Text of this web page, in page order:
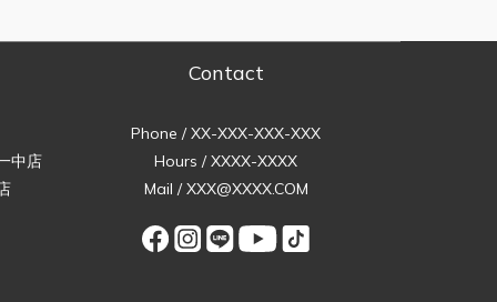
中店
Contact
Phone / XX-XXX-XXX-XXX
Hours / XXXX-XXXX
Mail / XXX@XXXX.COM